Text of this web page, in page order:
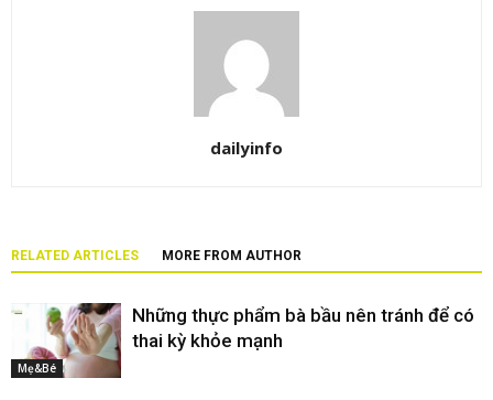
dailyinfo
RELATED ARTICLES MORE FROM AUTHOR
Mẹ&Bé
Những thực phẩm bà bầu nên tránh để có
thai kỳ khỏe mạnh